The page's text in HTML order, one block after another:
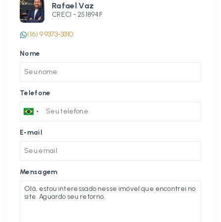
Rafael Vaz
CRECI - 251894F
(16) 9 9373-3310
Nome
Telefone
E-mail
Mensagem